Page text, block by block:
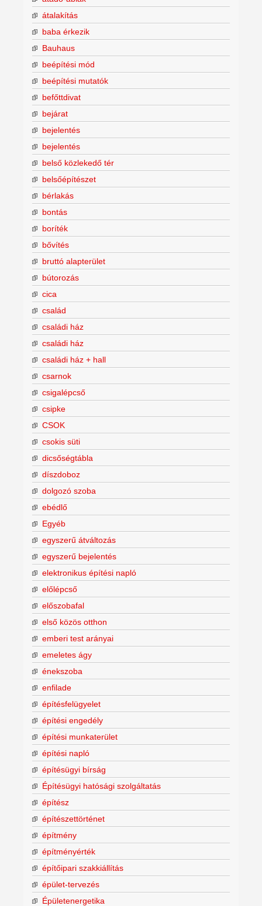
átalakítás
baba érkezik
Bauhaus
beépítési mód
beépítési mutatók
befőttdivat
bejárat
bejelentés
bejelentés
belső közlekedő tér
belsőépítészet
bérlakás
bontás
boríték
bővítés
bruttó alapterület
bútorozás
cica
család
családi ház
családi ház
családi ház + hall
csarnok
csigalépcső
csipke
CSOK
csokis süti
dicsőségtábla
díszdoboz
dolgozó szoba
ebédlő
Egyéb
egyszerű átváltozás
egyszerű bejelentés
elektronikus építési napló
előlépcső
előszobafal
első közös otthon
emberi test arányai
emeletes ágy
énekszoba
enfilade
építésfelügyelet
építési engedély
építési munkaterület
építési napló
építésügyi bírság
Építésügyi hatósági szolgáltatás
építész
építészettörténet
építmény
építményérték
építőipari szakkiállítás
épület-tervezés
Épületenergetika